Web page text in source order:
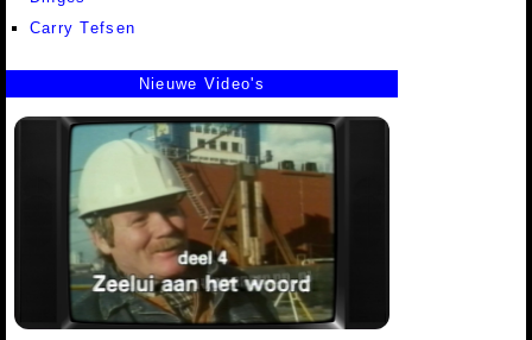
Carry Tefsen
Nieuwe Video's